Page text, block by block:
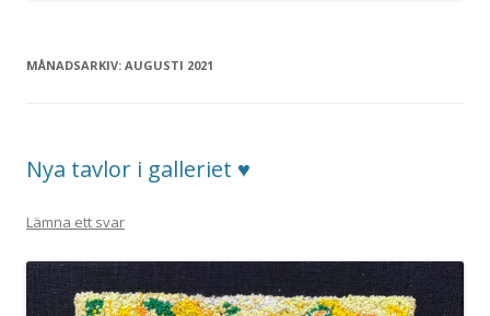
MÅNADSARKIV: AUGUSTI 2021
Nya tavlor i galleriet ♥
Lämna ett svar